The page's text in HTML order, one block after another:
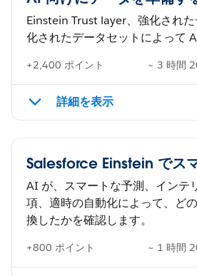
Einstein Trust layer、強化され
化されたデータセットによって
+2,400 ポイント ~ 3 時間
詳細を表示
Salesforce Einstein でス
AI が、スマートな予測、インテ
項、適時の自動化によって、ど
換したかを確認します。
+800 ポイント ~ 1 時間